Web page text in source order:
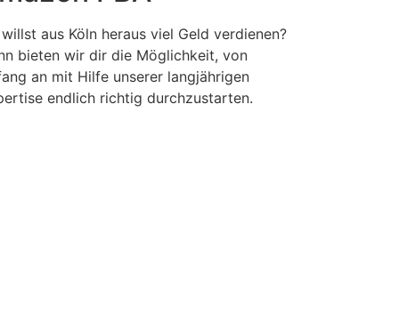
aus Köln heraus viel Geld verdienen?
bieten wir dir die Möglichkeit, von
an mit Hilfe unserer langjährigen
endlich richtig durchzustarten.